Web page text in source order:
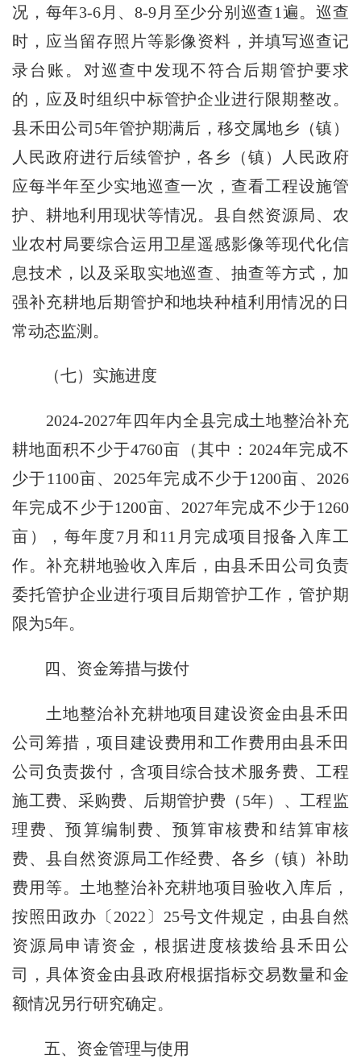
况，每年3-6月、8-9月至少分别巡查1遍。巡查
时，应当留存照片等影像资料，并填写巡查记
录台账。对巡查中发现不符合后期管护要求
的，应及时组织中标管护企业进行限期整改。
县禾田公司5年管护期满后，移交属地乡（镇）
人民政府进行后续管护，各乡（镇）人民政府
应每半年至少实地巡查一次，查看工程设施管
护、耕地利用现状等情况。县自然资源局、农
业农村局要综合运用卫星遥感影像等现代化信
息技术，以及采取实地巡查、抽查等方式，加
强补充耕地后期管护和地块种植利用情况的日
常动态监测。
（七）实施进度
2024-2027年四年内全县完成土地整治补充
耕地面积不少于4760亩（其中：2024年完成不
少于1100亩、2025年完成不少于1200亩、2026
年完成不少于1200亩、2027年完成不少于1260
亩），每年度7月和11月完成项目报备入库工
作。补充耕地验收入库后，由县禾田公司负责
委托管护企业进行项目后期管护工作，管护期
限为5年。
四、资金筹措与拨付
土地整治补充耕地项目建设资金由县禾田
公司筹措，项目建设费用和工作费用由县禾田
公司负责拨付，含项目综合技术服务费、工程
施工费、采购费、后期管护费（5年）、工程监
理费、预算编制费、预算审核费和结算审核
费、县自然资源局工作经费、各乡（镇）补助
费用等。土地整治补充耕地项目验收入库后，
按照田政办〔2022〕25号文件规定，由县自然
资源局申请资金，根据进度核拨给县禾田公
司，具体资金由县政府根据指标交易数量和金
额情况另行研究确定。
五、资金管理与使用